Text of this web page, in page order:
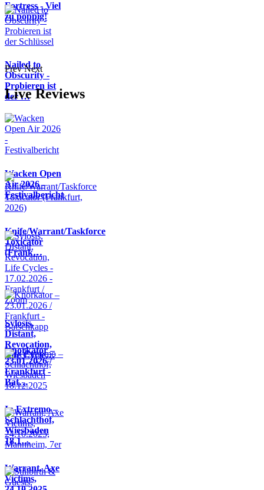
Fortress - Viel
zu poppig!
Nailed to
Obscurity -
Probieren ist
der …
Prev Next
Live Reviews
Wacken Open
Air 2026 -
Festivalbericht
Knife/Warrant/Taskforce
Toxicator
(Frank…
Sylosis,
Distant,
Revocation,
Life Cycle…
Knorkator –
23.01.2026 /
Frankfurt -
Bat…
In Extremo –
Schlachthof,
Wiesbaden
18.1…
Warrant, Axe
Victims,